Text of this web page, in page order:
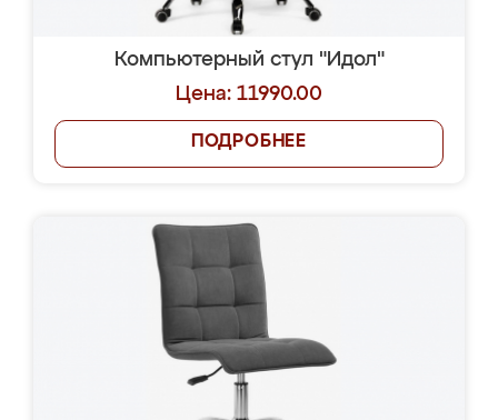
Компьютерный стул "Идол"
Цена: 11990.00
ПОДРОБНЕЕ